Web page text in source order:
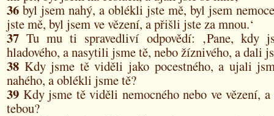
36 byl jsem nahý, a oblékli jste mě, byl jsem
jste mě, byl jsem ve vězení, a přišli jste za mnou.‘
37 Tu mu ti spravedliví odpovědí: ‚Pane, kdy
hladového, a nasytili jsme tě, nebo žíznivého, a dali
38 Kdy jsme tě viděli jako pocestného, a ujali
nahého, a oblékli jsme tě?
39 Kdy jsme tě viděli nemocného nebo ve vězení,
tebou?